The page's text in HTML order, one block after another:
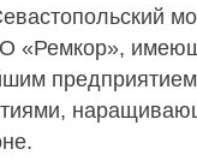
«Ремкор»,